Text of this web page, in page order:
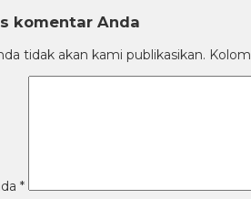
komentar Anda
tidak akan kami publikasikan.
*